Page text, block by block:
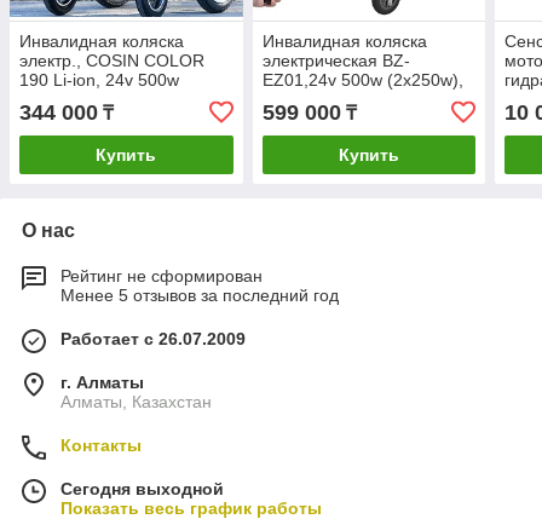
Инвалидная коляска
электр., COSIN COLOR
190 Li-ion, 24v 500w
(2*250w). Аккум. литиевый
( Li-ion, вес 2кг) 24v 12A/H.
Вес 30 Кг
344 000 ₸
Купить
Инвалидная коляска
электрическая BZ-
EZ01,24v 500w (2х250w),
аккум. литиевый 24v
20A/H.Управление с
пульта,32 кг
599 000₸
Купить
10
О нас
Рейтинг не сформирован
Менее 5 отзывов за последний год
Работает с 26.07.2009
г. Алматы
Алматы, Казахстан
Контакты
Сегодня выходной
Показать весь график работы